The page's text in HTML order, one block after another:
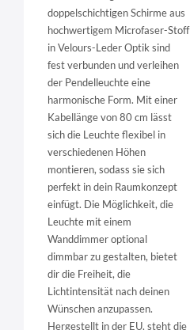
doppelschichtigen Schirme aus
hochwertigem Microfaser-Stoff
in Velours-Leder Optik sind
fest verbunden und verleihen
der Pendelleuchte eine
harmonische Form. Mit einer
Kabellänge von 80 cm lässt
sich die Leuchte flexibel in
verschiedenen Höhen
montieren, sodass sie sich
perfekt in dein Raumkonzept
einfügt. Die Möglichkeit, die
Leuchte mit einem
Wanddimmer optional
dimmbar zu gestalten, bietet
dir die Freiheit, die
Lichtintensität nach deinen
Wünschen anzupassen.
Hergestellt in der EU, steht die